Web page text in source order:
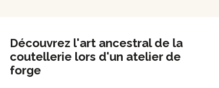
Découvrez l'art ancestral de la
coutellerie lors d'un atelier de
forge